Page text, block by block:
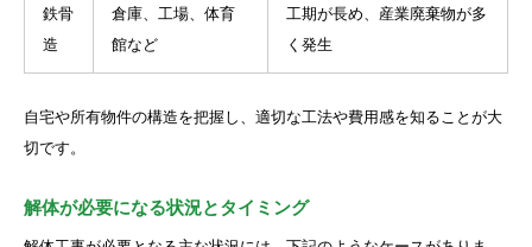
鉄骨
造
倉庫、工場、体育
館など
工期が長め、産業廃棄物が多
く発生
自宅や所有物件の構造を把握し、適切な工法や費用感を知ることが大
切です。
解体が必要になる状況とタイミング